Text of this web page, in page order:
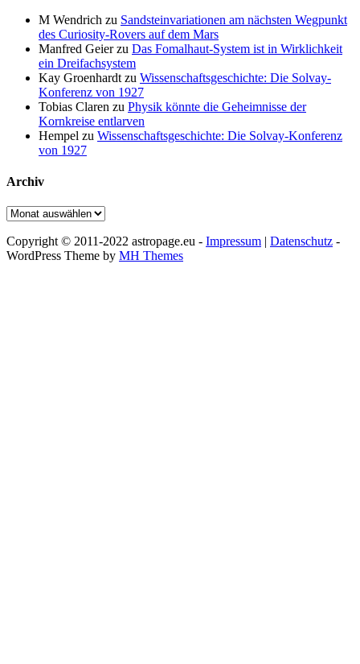
M Wendrich zu Sandsteinvariationen am nächsten Wegpunkt
des Curiosity-Rovers auf dem Mars
Manfred Geierzu Das Fomalhaut-System ist in Wirklichkeit
ein Dreifachsystem
Kay Groenhardt zu Wissenschaftsgeschichte: Die Solvay-
Konferenz von 1927
Tobias Claren zu Physik könnte die Geheimnisse der
Kornkreise entlarven
Hempel zu Wissenschaftsgeschichte: Die Solvay-Konferenz
von 1927
Archiv
Archiv
Copyright © 2011-2022 astropage.eu - Impressum | Datenschutz -
WordPress Theme by MH Themes